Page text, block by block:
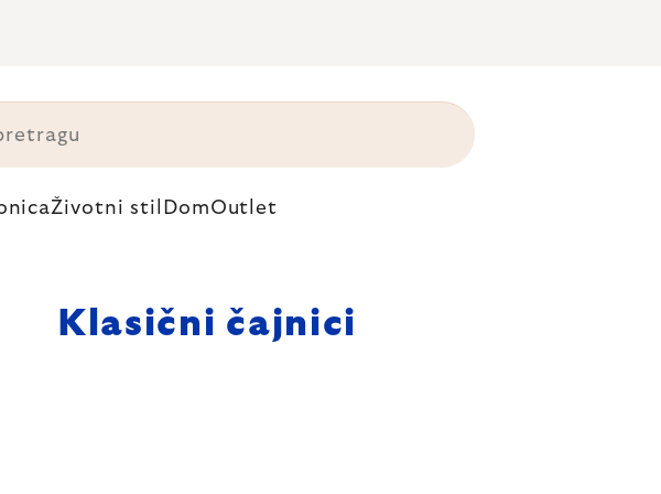
Životni stil DomOutlet
Klasični čajnici